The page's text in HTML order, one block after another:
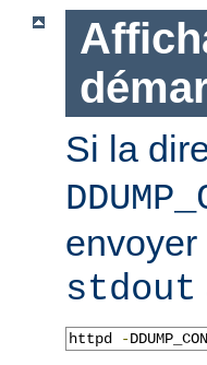
Si la
stdout
httpd -